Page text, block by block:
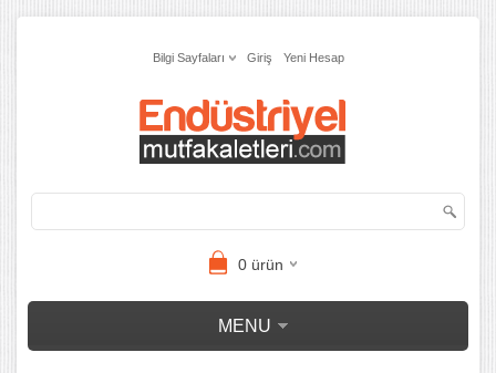
Bilgi Sayfaları Giriş Yeni Hesap
0ürün
MENU